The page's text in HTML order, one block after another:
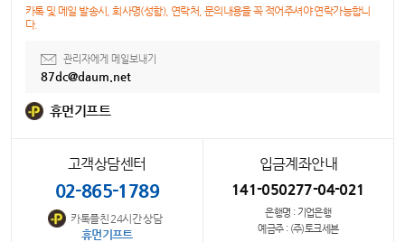
카톡 및 메일 발송시, 회사명(성함), 연락처, 문의내용을 꼭 적어주셔야 연락가능합니
다.
관리자에게 메일보내기
87dc@daum.net
휴먼기프트
고객상담센터
02-865-1789
카톡플친 24시간 상담
휴먼기프트
입금계좌안내
141-050277-04-021
은행명 : 기업은행
예금주 : (주)토크세븐